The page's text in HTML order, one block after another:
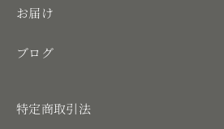
お届け
ブログ
特定商取引法